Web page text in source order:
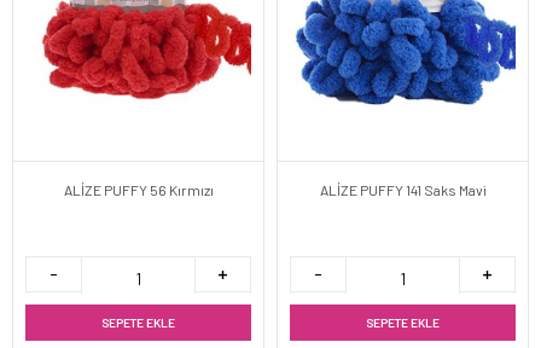
ALİZE PUFFY 56 Kırmızı
SEPETE EKLE
ALİZE PUFFY 141 Saks Mavi
SEPETE EKLE